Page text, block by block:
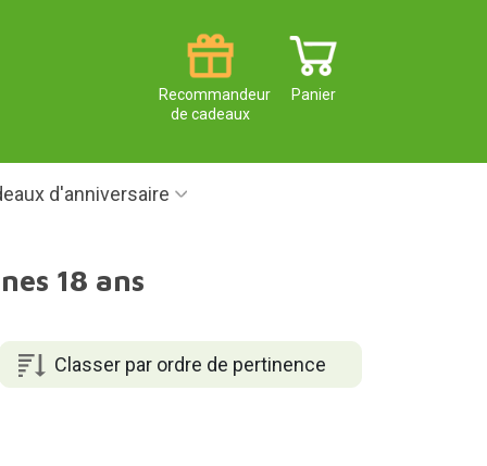
Panier
Recommandeur
de cadeaux
d'anniversaire
18 ans
Classer par ordre de pertinence